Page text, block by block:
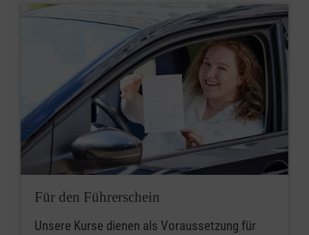
Für den Führerschein
Unsere Kurse dienen als Voraussetzung für